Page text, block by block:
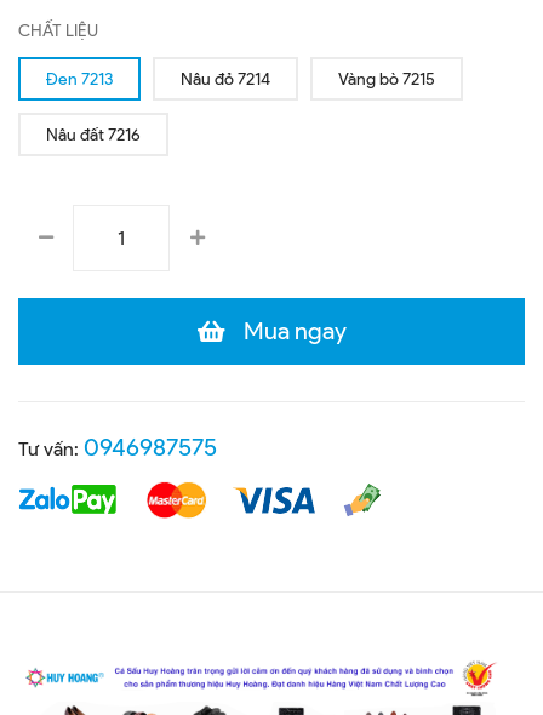
CHẤT LIỆU
Đen 7213 Nâu đỏ 7214 Vàng bò 7215
Nâu đất 7216
Mua ngay
Tư vấn: 0946987575